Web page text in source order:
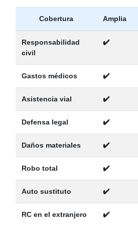
Cobertura Amplia
Responsabilidad
civil
✔️
Gastos médicos ✔️
Asistencia vial ✔️
Defensa legal ✔️
Daños materiales ✔️
Robo total ✔️
Auto sustituto ✔️
RC en el extranjero ✔️